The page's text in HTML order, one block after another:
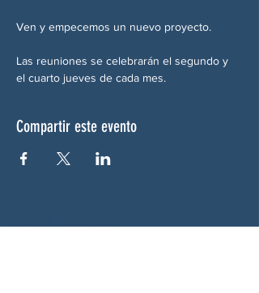
Ven y empecemos un nuevo proyecto.
Las reuniones se celebrarán el segundo y
el cuarto jueves de cada mes.
Compartir este evento